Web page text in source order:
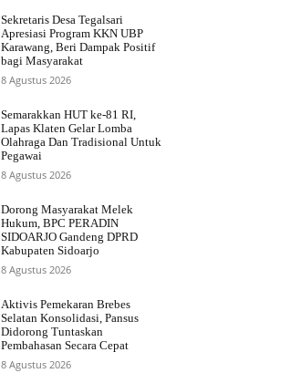
Sekretaris Desa Tegalsari
Apresiasi Program KKN UBP
Karawang, Beri Dampak Positif
bagi Masyarakat
8 Agustus 2026
Semarakkan HUT ke-81 RI,
Lapas Klaten Gelar Lomba
Olahraga Dan Tradisional Untuk
Pegawai
8 Agustus 2026
Dorong Masyarakat Melek
Hukum, BPC PERADIN
SIDOARJO Gandeng DPRD
Kabupaten Sidoarjo
8 Agustus 2026
Aktivis Pemekaran Brebes
Selatan Konsolidasi, Pansus
Didorong Tuntaskan
Pembahasan Secara Cepat
8 Agustus 2026